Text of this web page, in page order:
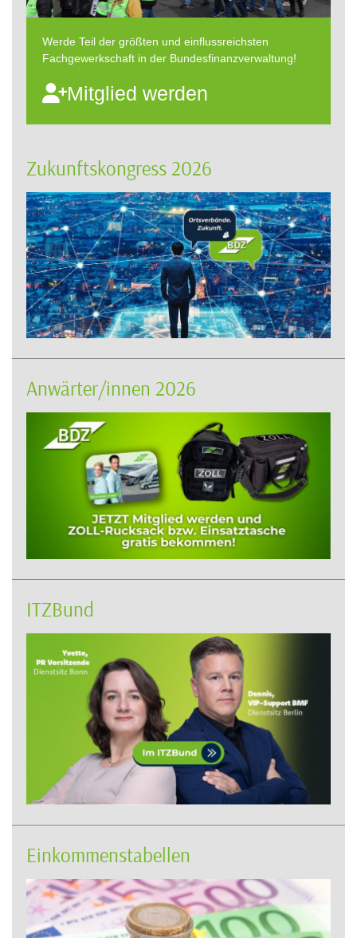
Werde Teil der größten und einflussreichsten
Fachgewerkschaft in der Bundesfinanzverwaltung!
Mitglied werden
Zukunftskongress 2026
Anwärter/innen 2026
ITZBund
Einkommenstabellen